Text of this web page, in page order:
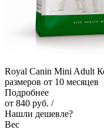
Royal Canin Mini Adult
размеров от 10 месяцев
Подробнее
от 840 руб. /
Нашли дешевле?
Вес